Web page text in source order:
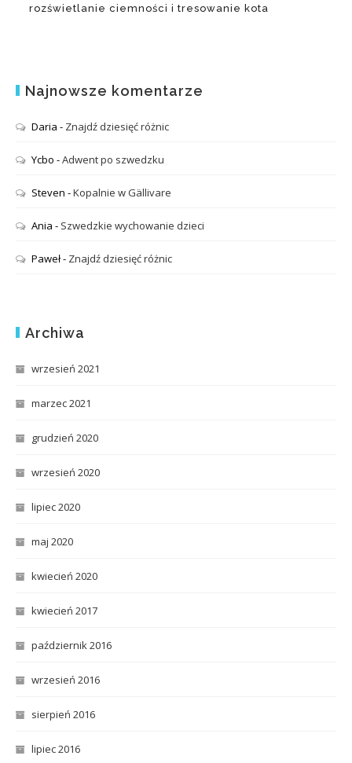
rozświetlanie ciemności i tresowanie kota
Najnowsze komentarze
Daria - Znajdź dziesięć różnic
Ycbo -Adwent po szwedzku
Steven -Kopalnie w Gällivare
Ania - Szwedzkie wychowanie dzieci
Paweł- Znajdź dziesięć różnic
Archiwa
wrzesień 2021
marzec 2021
grudzień 2020
wrzesień 2020
lipiec 2020
maj 2020
kwiecień 2020
kwiecień 2017
październik 2016
wrzesień 2016
sierpień 2016
lipiec 2016